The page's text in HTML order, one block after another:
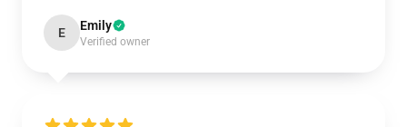
E Emily
Verified owner